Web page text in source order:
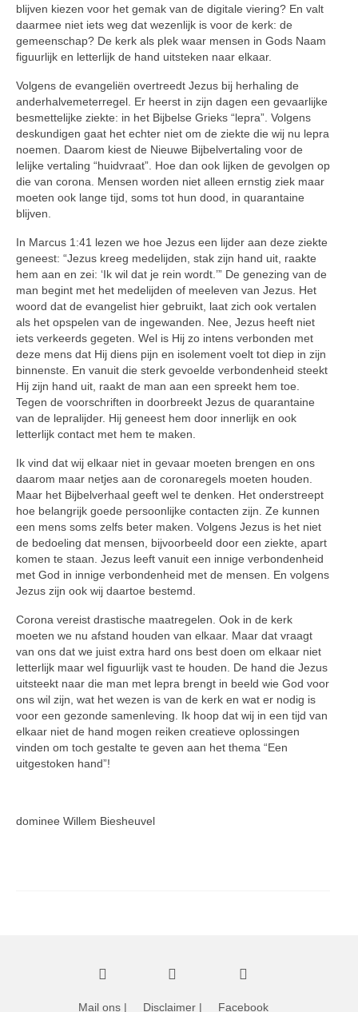
blijven kiezen voor het gemak van de digitale viering? En valt
daarmee niet iets weg dat wezenlijk is voor de kerk: de
gemeenschap? De kerk als plek waar mensen in Gods Naam
figuurlijk en letterlijk de hand uitsteken naar elkaar.
Volgens de evangeliën overtreedt Jezus bij herhaling de
anderhalve­meterregel. Er heerst in zijn dagen een gevaarlijke
besmettelijke ziekte: in het Bijbelse Grieks “lepra”. Volgens
deskundigen gaat het echter niet om de ziekte die wij nu lepra
noemen. Daarom kiest de Nieuwe Bijbelvertaling voor de
lelijke verta­ling “huidvraat”. Hoe dan ook lijken de gevolgen op
die van corona. Mensen worden niet alleen ernstig ziek maar
moeten ook lange tijd, soms tot hun dood, in quarantaine
blijven.
In Marcus 1:41 lezen we hoe Jezus een lijder aan deze ziekte
geneest: “Jezus kreeg medelijden, stak zijn hand uit, raakte
hem aan en zei: ‘Ik wil dat je rein wordt.’” De genezing van de
man begint met het mede­lijden of meeleven van Jezus. Het
woord dat de evangelist hier gebruikt, laat zich ook vertalen
als het opspelen van de ingewanden. Nee, Jezus heeft niet
iets verkeerds gegeten. Wel is Hij zo intens verbon­den met
deze mens dat Hij diens pijn en isolement voelt tot diep in zijn
binnenste. En vanuit die sterk gevoelde verbondenheid steekt
Hij zijn hand uit, raakt de man aan een spreekt hem toe.
Tegen de voor­schriften in doorbreekt Jezus de quarantaine
van de lepralijder. Hij geneest hem door innerlijk en ook
letterlijk contact met hem te maken.
Ik vind dat wij elkaar niet in gevaar moeten brengen en ons
daarom maar netjes aan de coronaregels moe­ten houden.
Maar het Bijbel­verhaal geeft wel te denken. Het onderstreept
hoe belangrijk goede persoonlijke contacten zijn. Ze kunnen
een mens soms zelfs beter maken. Volgens Jezus is het niet
de bedoeling dat mensen, bijvoorbeeld door een ziekte, apart
komen te staan. Jezus leeft vanuit een innige verbondenheid
met God in innige verbondenheid met de mensen. En volgens
Jezus zijn ook wij daartoe bestemd.
Corona vereist drastische maat­regelen. Ook in de kerk
moeten we nu afstand houden van elkaar. Maar dat vraagt
van ons dat we juist extra hard ons best doen om elkaar niet
letterlijk maar wel figuurlijk vast te houden. De hand die Jezus
uitsteekt naar die man met lepra brengt in beeld wie God voor
ons wil zijn, wat het wezen is van de kerk en wat er nodig is
voor een gezonde samenleving. Ik hoop dat wij in een tijd van
elkaar niet de hand mogen reiken creatieve oplossingen
vinden om toch gestalte te geven aan het thema “Een
uitgestoken hand”!
dominee Willem Biesheuvel
Mail ons| Disclaimer| Facebook